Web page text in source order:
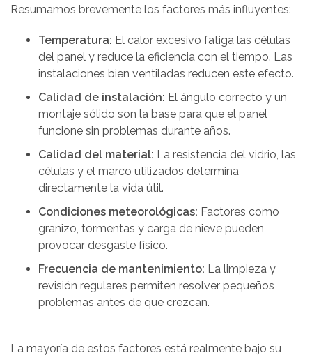
Resumamos brevemente los factores más influyentes:
Temperatura: El calor excesivo fatiga las células
del panel y reduce la eficiencia con el tiempo. Las
instalaciones bien ventiladas reducen este efecto.
Calidad de instalación: El ángulo correcto y un
montaje sólido son la base para que el panel
funcione sin problemas durante años.
Calidad del material: La resistencia del vidrio, las
células y el marco utilizados determina
directamente la vida útil.
Condiciones meteorológicas: Factores como
granizo, tormentas y carga de nieve pueden
provocar desgaste físico.
Frecuencia de mantenimiento: La limpieza y
revisión regulares permiten resolver pequeños
problemas antes de que crezcan.
La mayoría de estos factores está realmente bajo su